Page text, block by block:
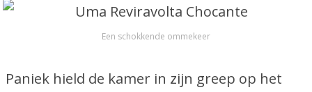
Een schokkende ommekeer
Paniek hield de kamer in zijn greep op het